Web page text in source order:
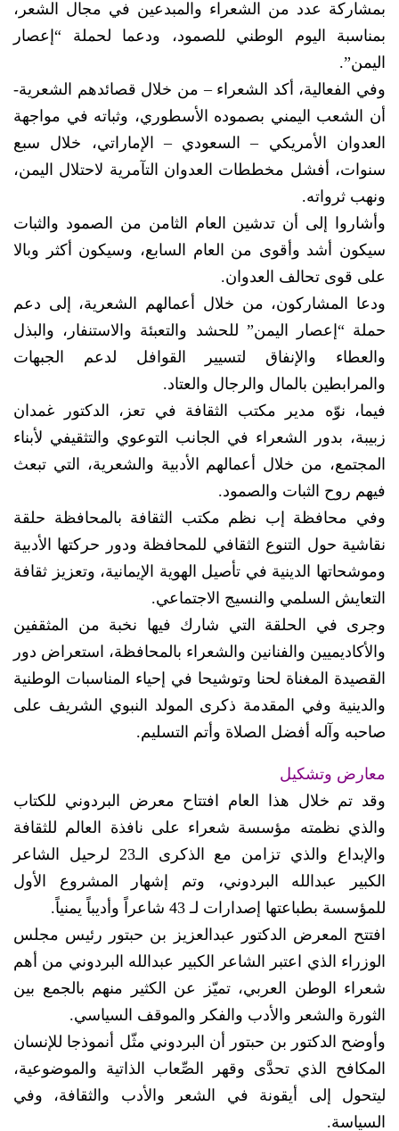
بمشاركة عدد من الشعراء والمبدعين في مجال الشعر،
بمناسبة اليوم الوطني للصمود، ودعما لحملة “إعصار
اليمن”.
وفي الفعالية، أكد الشعراء – من خلال قصائدهم الشعرية-
أن الشعب اليمني بصموده الأسطوري، وثباته في مواجهة
العدوان الأمريكي – السعودي – الإماراتي، خلال سبع
سنوات، أفشل مخططات العدوان التآمرية لاحتلال اليمن،
ونهب ثرواته.
وأشاروا إلى أن تدشين العام الثامن من الصمود والثبات
سيكون أشد وأقوى من العام السابع، وسيكون أكثر وبالا
على قوى تحالف العدوان.
ودعا المشاركون، من خلال أعمالهم الشعرية، إلى دعم
حملة “إعصار اليمن” للحشد والتعبئة والاستنفار، والبذل
والعطاء والإنفاق لتسيير القوافل لدعم الجبهات
والمرابطين بالمال والرجال والعتاد.
فيما، نوّه مدير مكتب الثقافة في تعز، الدكتور غمدان
زبيبة، بدور الشعراء في الجانب التوعوي والتثقيفي لأبناء
المجتمع، من خلال أعمالهم الأدبية والشعرية، التي تبعث
فيهم روح الثبات والصمود.
وفي محافظة إب نظم مكتب الثقافة بالمحافظة حلقة
نقاشية حول التنوع الثقافي للمحافظة ودور حركتها اﻷدبية
وموشحاتها الدينية في تأصيل الهوية اﻹيمانية، وتعزيز ثقافة
التعايش السلمي والنسيج الاجتماعي.
وجرى في الحلقة التي شارك فيها نخبة من المثقفين
واﻷكاديميين والفنانين والشعراء بالمحافظة، استعراض دور
القصيدة المغناة لحنا وتوشيحا في إحياء المناسبات الوطنية
والدينية وفي المقدمة ذكرى المولد النبوي الشريف على
صاحبه وآله أفضل الصلاة وأتم التسليم.
معارض وتشكيل
وقد تم خلال هذا العام افتتاح معرض البردوني للكتاب
والذي نظمته مؤسسة شعراء على نافذة العالم للثقافة
والإبداع والذي تزامن مع الذكرى الـ23 لرحيل الشاعر
الكبير عبدالله البردوني، وتم إشهار المشروع الأول
للمؤسسة بطباعتها إصدارات لـ 43 شاعراً وأديباً يمنياً.
افتتح المعرض الدكتور عبدالعزيز بن حبتور رئيس مجلس
الوزراء الذي اعتبر الشاعر الكبير عبدالله البردوني من أهم
شعراء الوطن العربي، تميّز عن الكثير منهم بالجمع بين
الثورة والشعر والأدب والفكر والموقف السياسي.
وأوضح الدكتور بن حبتور أن البردوني مثّل أنموذجا للإنسان
المكافح الذي تحدَّى وقهر الصِّعاب الذاتية والموضوعية،
ليتحول إلى أيقونة في الشعر والأدب والثقافة، وفي
السياسة.